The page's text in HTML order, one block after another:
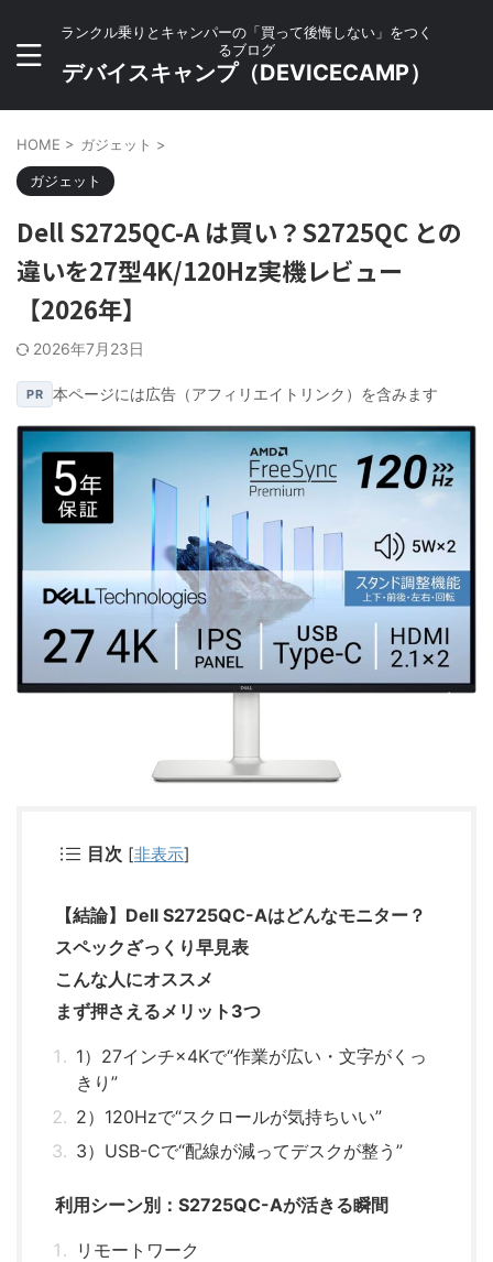
ランクル乗りとキャンパーの「買って後悔しない」をつく
るブログ
デバイスキャンプ（DEVICECAMP）
HOME > ガジェット >
ガジェット
Dell S2725QC-A は買い？S2725QC との
違いを27型4K/120Hz実機レビュー
【2026年】
2026年7月23日
PR 本ページには広告（アフィリエイトリンク）を含みます
目次 [非表示]
【結論】Dell S2725QC-Aはどんなモニター？
スペックざっくり早見表
こんな人にオススメ
まず押さえるメリット3つ
1）27インチ×4Kで“作業が広い・文字がくっ
きり”
2）120Hzで“スクロールが気持ちいい”
3）USB-Cで“配線が減ってデスクが整う”
利用シーン別：S2725QC-Aが活きる瞬間
リモートワーク